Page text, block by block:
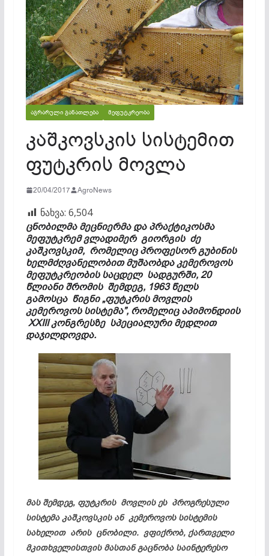
ᲐᲒᲠᲐᲠᲣᲚᲘ ᲒᲐᲜᲐᲗᲚᲔᲑᲐ ᲛᲔᲤᲣᲢᲙᲠᲔᲝᲑᲐ
კაშკოვსკის სისტემით
ფუტკრის მოვლა
20/04/2017 AgroNews
ნახვა: 6,504
ცნობილმა მეცნიერმა და პრაქტიკოსმა
მეფუტკრემ ვლადიმერ გიორგის ძე
კაშკოვსკიმ, რომელიც პროფესორ გუბინის
ხელმძღვანელობით მუშაობდა კემეროვოს
მეფუტკრეობის საცდელ სადგურში, 20
წლიანი შრომის შემდეგ, 1963 წელს
გამოსცა წიგნი „ფუტკრის მოვლის
კემეროვოს სისტემა”, რომელიც აპიმონდიის
XXIII კონგრესზე სპეციალური მედლით
დაჯილდოვდა.
მას შემდეგ, ფუტკრის მოვლის ეს პროგრესული
სისტემა კაშკოვსკის ან კემეროვოს სისტემის
სახელით არის ცნობილი. ვფიქრობ, ქართველი
მკითხველისთვის მასთან გაცნობა საინტერესო